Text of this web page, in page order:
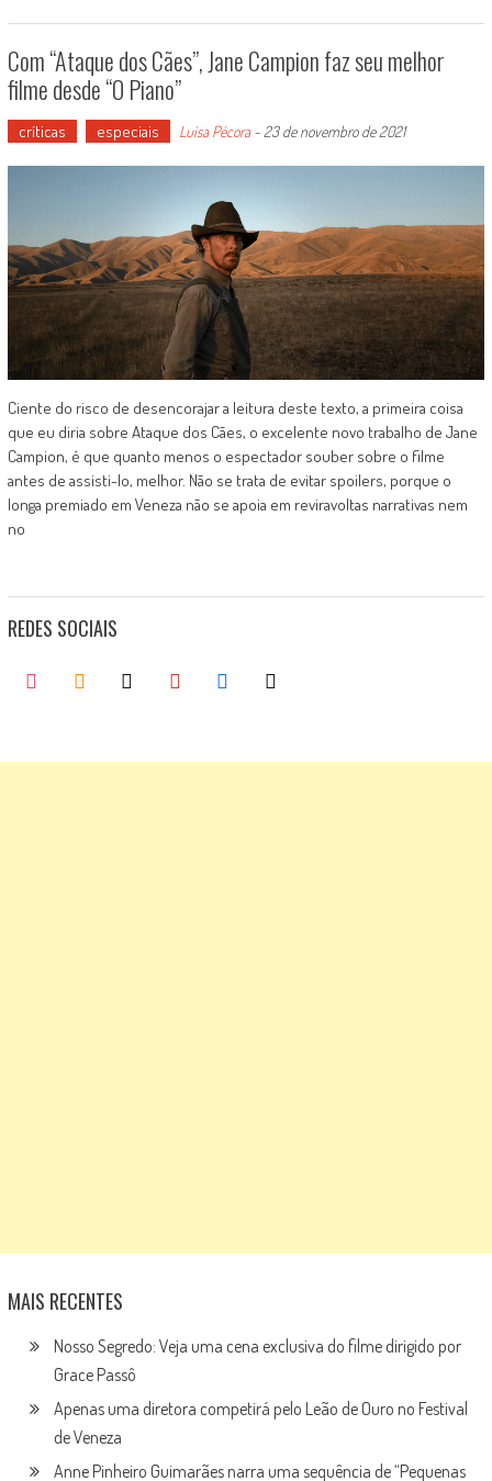
Com “Ataque dos Cães”, Jane Campion faz seu melhor
filme desde “O Piano”
críticas especiais Luísa Pécora- 23 de novembro de 2021
Ciente do risco de desencorajar a leitura deste texto, a primeira coisa
que eu diria sobre Ataque dos Cães, o excelente novo trabalho de Jane
Campion, é que quanto menos o espectador souber sobre o filme
antes de assisti-lo, melhor. Não se trata de evitar spoilers, porque o
longa premiado em Veneza não se apoia em reviravoltas narrativas nem
no
REDES SOCIAIS
MAIS RECENTES
Nosso Segredo: Veja uma cena exclusiva do filme dirigido por
Grace Passô
Apenas uma diretora competirá pelo Leão de Ouro no Festival
de Veneza
Anne Pinheiro Guimarães narra uma sequência de “Pequenas